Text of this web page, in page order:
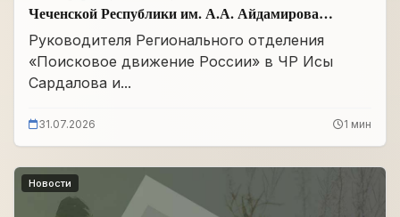
Чеченской Республики им. А.А. Айдамирова
прошло заседание
Руководителя Регионального отделения
«Поисковое движение России» в ЧР Исы
Сардалова и...
31.07.2026 1 мин
Новости